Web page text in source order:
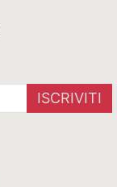
ISCRIVITI